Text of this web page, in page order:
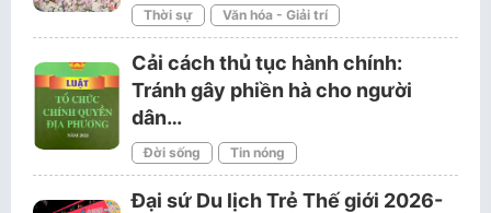
Thời sự Văn hóa - Giải trí
Cải cách thủ tục hành chính:
Tránh gây phiền hà cho người
dân…
Đời sống Tin nóng
Đại sứ Du lịch Trẻ Thế giới 2026-